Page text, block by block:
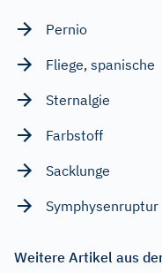
Pernio
Fliege, spanische
Sternalgie
Farbstoff
Sacklunge
Symphysenruptur
Weitere Artikel aus